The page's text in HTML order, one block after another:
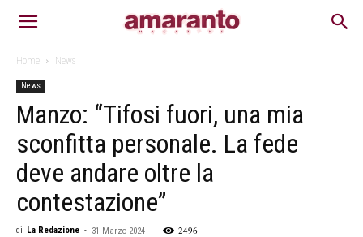
Home News
News
Manzo: “Tifosi fuori, una mia
sconfitta personale. La fede
deve andare oltre la
contestazione”
di La Redazione - 31 Marzo 2024 2496